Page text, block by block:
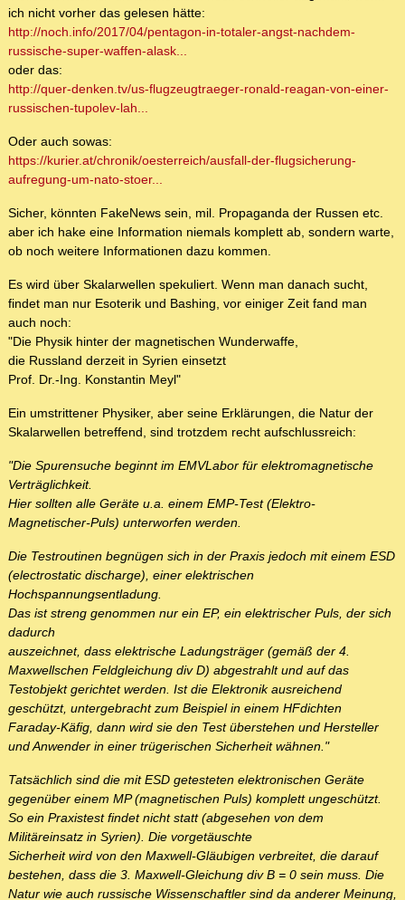
ich nicht vorher das gelesen hätte:
http://noch.info/2017/04/pentagon-in-totaler-angst-nachdem-
russische-super-waffen-alask...
oder das:
http://quer-denken.tv/us-flugzeugtraeger-ronald-reagan-von-einer-
russischen-tupolev-lah...
Oder auch sowas:
https://kurier.at/chronik/oesterreich/ausfall-der-flugsicherung-
aufregung-um-nato-stoer...
Sicher, könnten FakeNews sein, mil. Propaganda der Russen etc.
aber ich hake eine Information niemals komplett ab, sondern warte,
ob noch weitere Informationen dazu kommen.
Es wird über Skalarwellen spekuliert. Wenn man danach sucht,
findet man nur Esoterik und Bashing, vor einiger Zeit fand man
auch noch:
"Die Physik hinter der magnetischen Wunderwaffe,
die Russland derzeit in Syrien einsetzt
Prof. Dr.-Ing. Konstantin Meyl"
Ein umstrittener Physiker, aber seine Erklärungen, die Natur der
Skalarwellen betreffend, sind trotzdem recht aufschlussreich:
"Die Spurensuche beginnt im EMVLabor für elektromagnetische
Verträglichkeit.
Hier sollten alle Geräte u.a. einem EMP-Test (Elektro-
Magnetischer-Puls) unterworfen werden.
Die Testroutinen begnügen sich in der Praxis jedoch mit einem ESD
(electrostatic discharge), einer elektrischen
Hochspannungsentladung.
Das ist streng genommen nur ein EP, ein elektrischer Puls, der sich
dadurch
auszeichnet, dass elektrische Ladungsträger (gemäß der 4.
Maxwellschen Feldgleichung div D) abgestrahlt und auf das
Testobjekt gerichtet werden. Ist die Elektronik ausreichend
geschützt, untergebracht zum Beispiel in einem HFdichten
Faraday-Käfig, dann wird sie den Test überstehen und Hersteller
und Anwender in einer trügerischen Sicherheit wähnen."
Tatsächlich sind die mit ESD getesteten elektronischen Geräte
gegenüber einem MP (magnetischen Puls) komplett ungeschützt.
So ein Praxistest findet nicht statt (abgesehen von dem
Militäreinsatz in Syrien). Die vorgetäuschte
Sicherheit wird von den Maxwell-Gläubigen verbreitet, die darauf
bestehen, dass die 3. Maxwell-Gleichung div B = 0 sein muss. Die
Natur wie auch russische Wissenschaftler sind da anderer Meinung,